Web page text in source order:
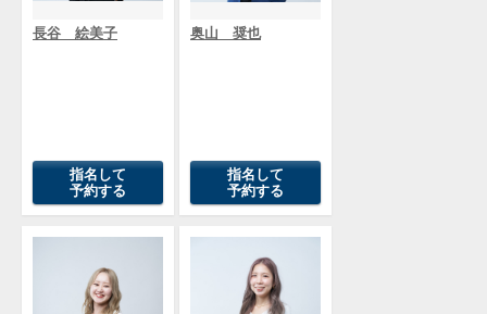
長谷 絵美子
指名して
予約する
奥山 奨也
指名して
予約する